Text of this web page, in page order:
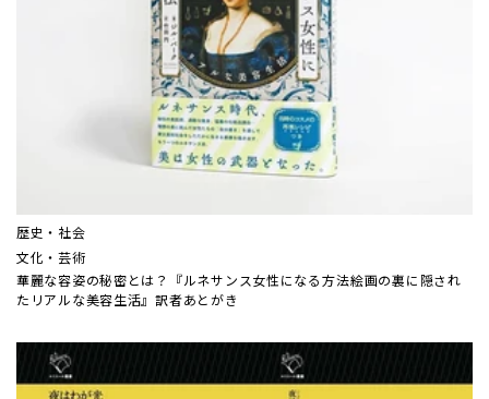
歴史・社会
文化・芸術
華麗な容姿の秘密とは？『ルネサンス女性になる方法――絵画の裏に隠され
たリアルな美容生活』訳者あとがき